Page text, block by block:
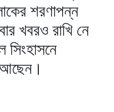
শরণাপন্ন
খবরও রাখি নে
সিংহাসনে